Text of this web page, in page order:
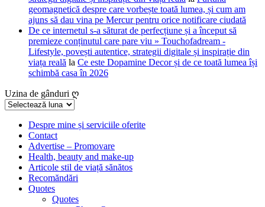
geomagnetică despre care vorbește toată lumea, și cum am
ajuns să dau vina pe Mercur pentru orice notificare ciudată
De ce internetul s-a săturat de perfecțiune și a început să
premieze conținutul care pare viu » Touchofadream -
Lifestyle, povești autentice, strategii digitale și inspirație din
viața reală la Ce este Dopamine Decor și de ce toată lumea își
schimbă casa în 2026
Uzina de gânduri ღ
Uzina
gânduriDespre mine și serviciile oferite
Contact
Advertise – Promovare
Health, beauty and make-up
Articole stil de viață sănătos
Recomăndări
Quotes
Quotes